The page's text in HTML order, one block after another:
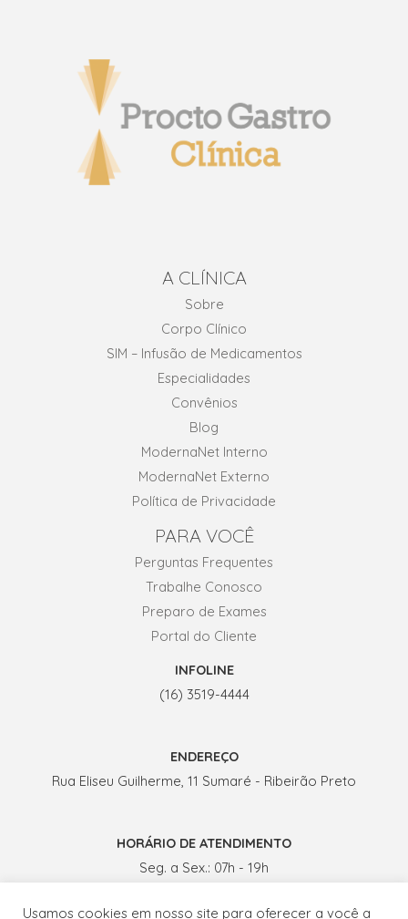
A CLÍNICA
Sobre
Corpo Clínico
SIM – Infusão de Medicamentos
Especialidades
Convênios
Blog
ModernaNet Interno
ModernaNet Externo
Política de Privacidade
PARA VOCÊ
Perguntas Frequentes
Trabalhe Conosco
Preparo de Exames
Portal do Cliente
INFOLINE
(16) 3519-4444
ENDEREÇO
Rua Eliseu Guilherme, 11 Sumaré - Ribeirão Preto
HORÁRIO DE ATENDIMENTO
Seg. a Sex.: 07h - 19h
Usamos cookies em nosso site para oferecer a você a